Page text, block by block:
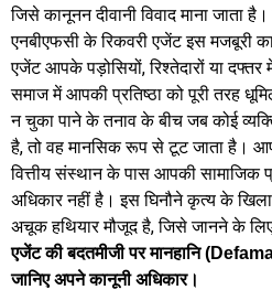
जिसे कानूनन दीवानी विवाद माना
एनबीएफसी के रिकवरी एजेंट इस मजबूरी
एजेंट आपके पड़ोसियों, रिश्तेदारों या
समाज में आपकी प्रतिष्ठा को पूरी तरह
न चुका पाने के तनाव के बीच जब कोई
है, तो वह मानसिक रूप से टूट जाता है।
वित्तीय संस्थान के पास आपकी सामाजिक
अधिकार नहीं है। इस घिनौने कृत्य के
अचूक हथियार मौजूद है, जिसे जानने के
एजेंट की बदतमीजी पर मानहानि
जानिए अपने कानूनी अधिकार।